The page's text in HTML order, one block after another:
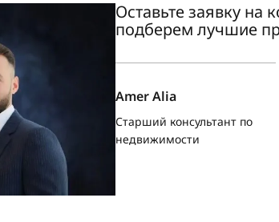
Оставьте заявку
подберем лучшие
Amer Alia
Старший консультант по
недвижимости